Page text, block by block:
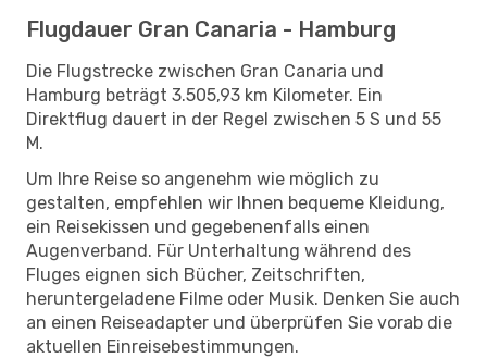
Flugdauer Gran Canaria - Hamburg
Die Flugstrecke zwischen Gran Canaria und
Hamburg beträgt 3.505,93 km Kilometer. Ein
Direktflug dauert in der Regel zwischen 5 S und 55
M.
Um Ihre Reise so angenehm wie möglich zu
gestalten, empfehlen wir Ihnen bequeme Kleidung,
ein Reisekissen und gegebenenfalls einen
Augenverband. Für Unterhaltung während des
Fluges eignen sich Bücher, Zeitschriften,
heruntergeladene Filme oder Musik. Denken Sie auch
an einen Reiseadapter und überprüfen Sie vorab die
aktuellen Einreisebestimmungen.